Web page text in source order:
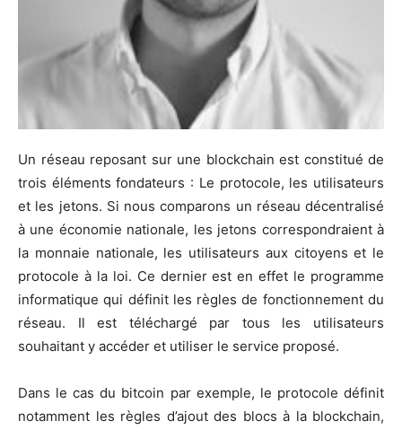
Un réseau reposant sur une blockchain est constitué de
trois éléments fondateurs : Le protocole, les utilisateurs
et les jetons. Si nous comparons un réseau décentralisé
à une économie nationale, les jetons correspondraient à
la monnaie nationale, les utilisateurs aux citoyens et le
protocole à la loi. Ce dernier est en effet le programme
informatique qui définit les règles de fonctionnement du
réseau. Il est téléchargé par tous les utilisateurs
souhaitant y accéder et utiliser le service proposé.
Dans le cas du bitcoin par exemple, le protocole définit
notamment les règles d’ajout des blocs à la blockchain,